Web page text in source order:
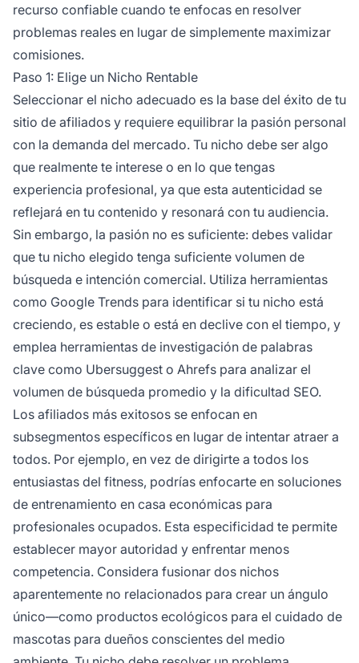
recurso confiable cuando te enfocas en resolver
problemas reales en lugar de simplemente maximizar
comisiones.
Paso 1: Elige un Nicho Rentable
Seleccionar el nicho adecuado es la base del éxito de tu
sitio de afiliados y requiere equilibrar la pasión personal
con la demanda del mercado. Tu nicho debe ser algo
que realmente te interese o en lo que tengas
experiencia profesional, ya que esta autenticidad se
reflejará en tu contenido y resonará con tu audiencia.
Sin embargo, la pasión no es suficiente: debes validar
que tu nicho elegido tenga suficiente volumen de
búsqueda e intención comercial. Utiliza herramientas
como Google Trends para identificar si tu nicho está
creciendo, es estable o está en declive con el tiempo, y
emplea herramientas de investigación de palabras
clave como Ubersuggest o Ahrefs para analizar el
volumen de búsqueda promedio y la dificultad SEO.
Los afiliados más exitosos se enfocan en
subsegmentos específicos en lugar de intentar atraer a
todos. Por ejemplo, en vez de dirigirte a todos los
entusiastas del fitness, podrías enfocarte en soluciones
de entrenamiento en casa económicas para
profesionales ocupados. Esta especificidad te permite
establecer mayor autoridad y enfrentar menos
competencia. Considera fusionar dos nichos
aparentemente no relacionados para crear un ángulo
único—como productos ecológicos para el cuidado de
mascotas para dueños conscientes del medio